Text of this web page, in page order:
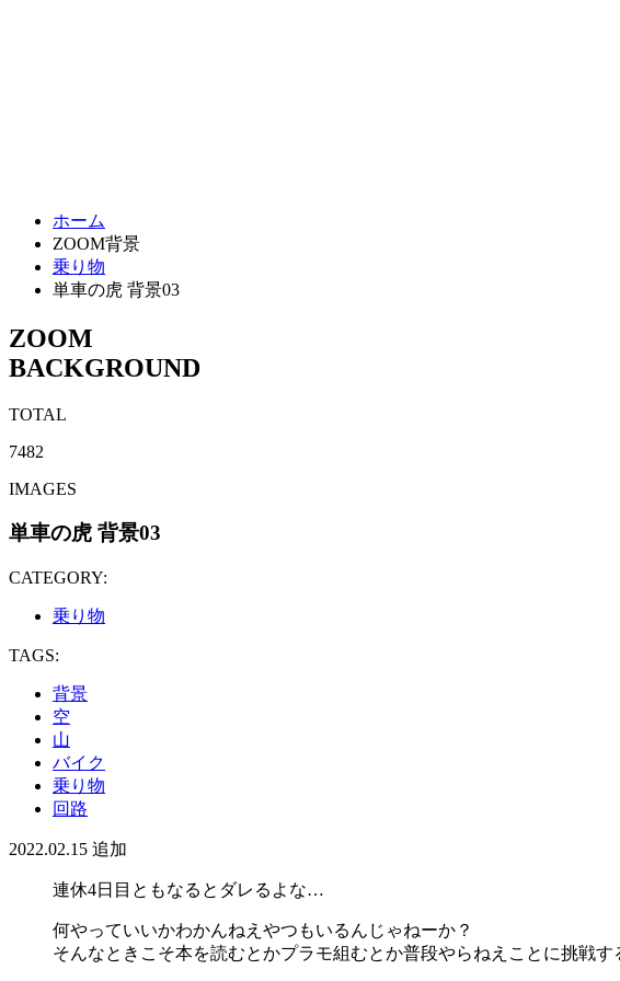
ホーム
ZOOM背景
乗り物
単車の虎 背景03
ZOOM
BACKGROUND
TOTAL
7482
IMAGES
単車の虎 背景03
CATEGORY:
乗り物
TAGS:
背景
空
山
バイク
乗り物
回路
2022.02.15 追加
連休4日目ともなるとダレるよな…
何やっていいかわかんねえやつもいるんじゃねーか？
そんなときこそ本を読むとかプラモ組むとか普段やらねえことに挑戦